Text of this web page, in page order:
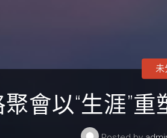
會以“生涯”重
未